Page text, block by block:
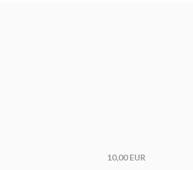
10,00 EUR